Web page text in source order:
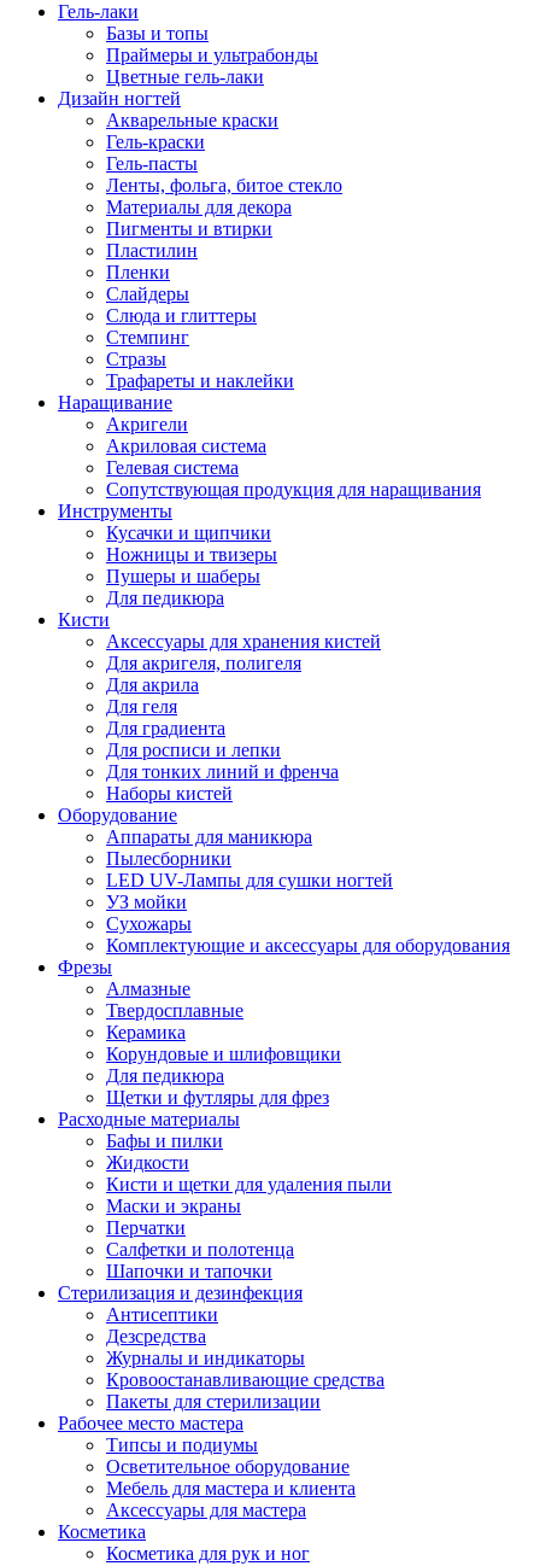
Гель-лаки
Базы и топы
Праймеры и ультрабонды
Цветные гель-лаки
Дизайн ногтей
Акварельные краски
Гель-краски
Гель-пасты
Ленты, фольга, битое стекло
Материалы для декора
Пигменты и втирки
Пластилин
Пленки
Слайдеры
Слюда и глиттеры
Стемпинг
Стразы
Трафареты и наклейки
Наращивание
Акригели
Акриловая система
Гелевая система
Сопутствующая продукция для наращивания
Инструменты
Кусачки и щипчики
Ножницы и твизеры
Пушеры и шаберы
Для педикюра
Кисти
Аксессуары для хранения кистей
Для акригеля, полигеля
Для акрила
Для геля
Для градиента
Для росписи и лепки
Для тонких линий и френча
Наборы кистей
Оборудование
Аппараты для маникюра
Пылесборники
LED UV-Лампы для сушки ногтей
УЗ мойки
Сухожары
Комплектующие и аксессуары для оборудования
Фрезы
Алмазные
Твердосплавные
Керамика
Корундовые и шлифовщики
Для педикюра
Щетки и футляры для фрез
Расходные материалы
Бафы и пилки
Жидкости
Кисти и щетки для удаления пыли
Маски и экраны
Перчатки
Салфетки и полотенца
Шапочки и тапочки
Стерилизация и дезинфекция
Антисептики
Дезсредства
Журналы и индикаторы
Кровоостанавливающие средства
Пакеты для стерилизации
Рабочее место мастера
Типсы и подиумы
Осветительное оборудование
Мебель для мастера и клиента
Аксессуары для мастера
Косметика
Косметика для рук и ног